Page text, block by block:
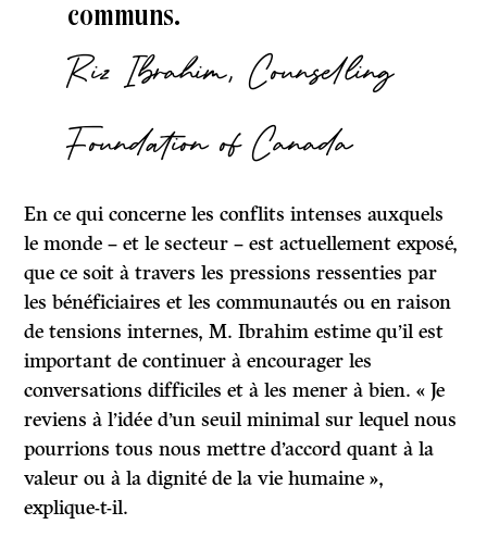
communs.
Riz Ibrahim, Counselling
Foundation of Canada
En ce qui concerne les conflits intenses auxquels
le monde – et le secteur – est actuellement exposé,
que ce soit à travers les pressions ressenties par
les bénéficiaires et les communautés ou en raison
de tensions internes, M. Ibrahim estime qu’il est
important de continuer à encourager les
conversations difficiles et à les mener à bien. « Je
reviens à l’idée d’un seuil minimal sur lequel nous
pourrions tous nous mettre d’accord quant à la
valeur ou à la dignité de la vie humaine »,
explique-t-il.